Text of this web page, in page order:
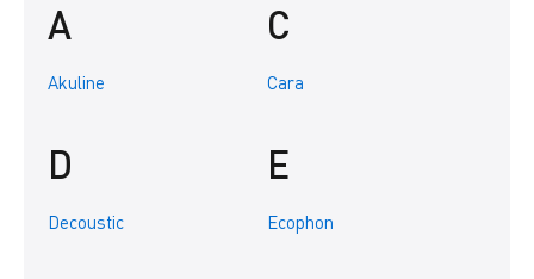
A
Akuline
C
Cara
D
Decoustic
E
Ecophon